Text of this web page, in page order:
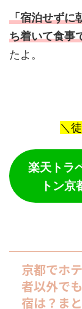
「宿泊せずに
ち着いて食事
たよ。
＼
楽天トラ
トン
京都でホ
者以外で
宿は？ま